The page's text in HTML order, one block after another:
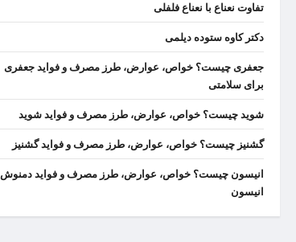
تفاوت نعناع با نعناع فلفلی
دکتر کاوه ستوده دیلمی
جعفری چیست؟ خواص، عوارض، طرز مصرف و فواید جعفری
برای سلامتی
شوید چیست؟ خواص، عوارض، طرز مصرف و فواید شوید
گشنیز چیست؟ خواص، عوارض، طرز مصرف و فواید گشنیز
انیسون چیست؟ خواص، عوارض، طرز مصرف و فواید دمنوش
انیسون